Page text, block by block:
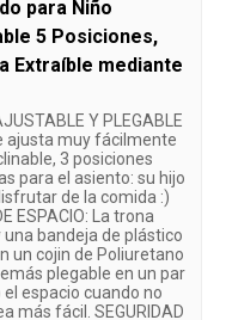
para Niño
5 Posiciones,
Extraíble mediante
Y PLEGABLE
ajusta muy fácilmente
3 posiciones
para el asiento: su hijo
de la comida :)
ESPACIO: La trona
bandeja de plástico
un cojin de Poliuretano
plegable en un par
espacio cuando no
más fácil. SEGURIDAD